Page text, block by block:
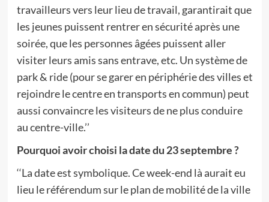
travailleurs vers leur lieu de travail, garantirait que
les jeunes puissent rentrer en sécurité après une
soirée, que les personnes âgées puissent aller
visiter leurs amis sans entrave, etc. Un système de
park & ride (pour se garer en périphérie des villes et
rejoindre le centre en transports en commun) peut
aussi convaincre les visiteurs de ne plus conduire
au centre-ville.’’
Pourquoi avoir choisi la date du 23 septembre ?
‘‘La date est symbolique. Ce week-end là aurait eu
lieu le référendum sur le plan de mobilité de la ville